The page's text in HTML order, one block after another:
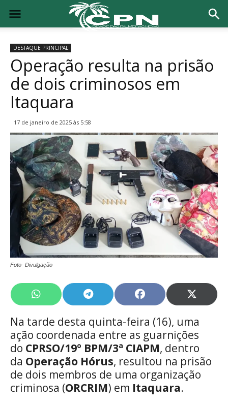
DESTAQUE PRINCIPAL
Operação resulta na prisão
de dois criminosos em
Itaquara
17 de janeiro de 2025 às 5:58
Foto- Divulgação
Share
on
WhatsApp
Share
on
Telegram
Share
on
Facebook
Share
on
X
Na tarde desta quinta-feira (16), uma
ação coordenada entre as guarnições
do CPRSO/19º BPM/3ª CIAPM, dentro
da Operação Hórus, resultou na prisão
de dois membros de uma organização
criminosa (ORCRIM) em Itaquara.